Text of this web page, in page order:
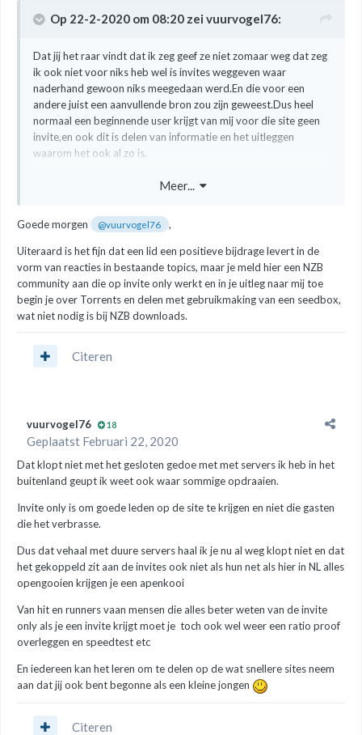
Op 22-2-2020 om 08:20 zei vuurvogel76:
Dat jij het raar vindt dat ik zeg geef ze niet zomaar weg dat zeg
ik ook niet voor niks heb wel is invites weggeven waar
naderhand gewoon niks meegedaan werd.En die voor een
andere juist een aanvullende bron zou zijn geweest.Dus heel
normaal een beginnende user krijgt van mij voor die site geen
invite,en ook dit is delen van informatie en het uitleggen
waarom het ook al zo is.
Voorbeeld ik geen een beginnende tor user een ipt invite 90%
zo af
Bij ipt hoef je niet te downloaden met je thuis client lijkt me niet
zo slim maar met een seedbak een hele snelle.
Meer...
Goede morgen @vuurvogel76 ,
Uiteraard is het fijn dat een lid een positieve bijdrage levert in de
vorm van reacties in bestaande topics, maar je meld hier een NZB
community aan die op invite only werkt en in je uitleg naar mij toe
begin je over Torrents en delen met gebruikmaking van een seedbox,
wat niet nodig is bij NZB downloads.
Citeren
vuurvogel76 18
Geplaatst Februari 22, 2020
Dat klopt niet met het gesloten gedoe met met servers ik heb in het
buitenland geupt ik weet ook waar sommige opdraaien.
Invite only is om goede leden op de site te krijgen en niet die gasten
die het verbrasse.
Dus dat vehaal met duure servers haal ik je nu al weg klopt niet en dat
het gekoppeld zit aan de invites ook niet als hun net als hier in NL alles
opengooien krijgen je een apenkooi
Van hit en runners vaan mensen die alles beter weten van de invite
only als je een invite krijgt moet je toch ook wel weer een ratio proof
overleggen en speedtest etc
En iedereen kan het leren om te delen op de wat snellere sites neem
aan dat jij ook bent begonne als een kleine jongen
Citeren